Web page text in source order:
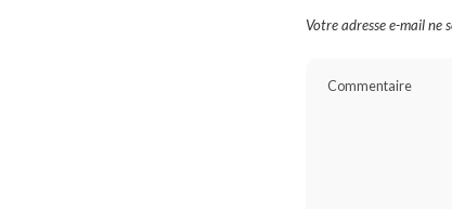
Votre adresse e-mail ne